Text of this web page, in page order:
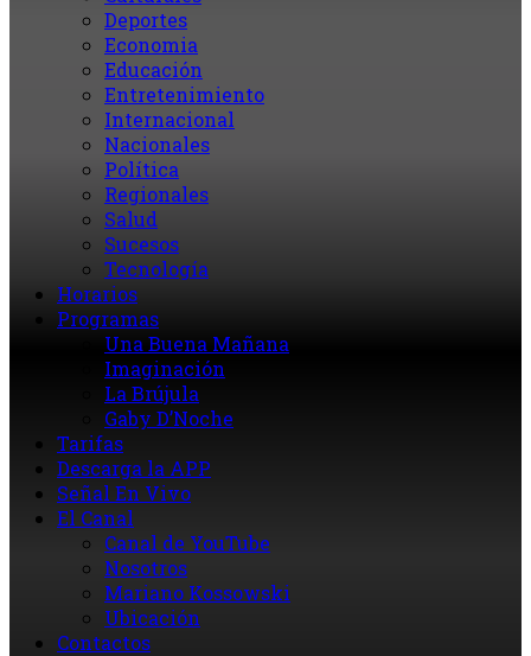
Deportes
Economia
Educación
Entretenimiento
Internacional
Nacionales
Política
Regionales
Salud
Sucesos
Tecnología
Horarios
Programas
Una Buena Mañana
Imaginación
La Brújula
Gaby D’Noche
Tarifas
Descarga la APP
Señal En Vivo
El Canal
Canal de YouTube
Nosotros
Mariano Kossowski
Ubicación
Contactos